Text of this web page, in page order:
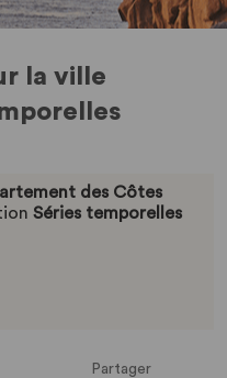
la ville
des Côtes
Séries temporelles
Partager